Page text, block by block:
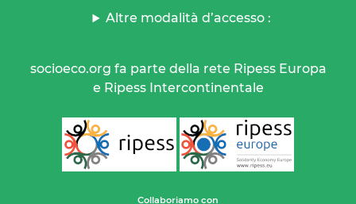
Altre modalità d’accesso :
socioeco.org fa parte della rete Ripess Europa
e Ripess Intercontinentale
Collaboriamo con